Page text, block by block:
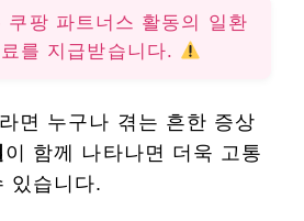
쿠팡 파트너스 활동의 일환
를 지급받습니다.
면 누구나 겪는 흔한 증상
이 함께 나타나면 더욱 고통
있습니다.